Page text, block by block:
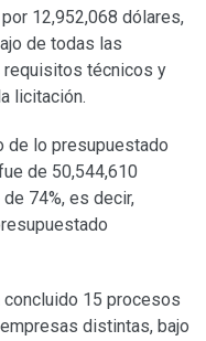
12,952,068 dólares,
de todas las
requisitos técnicos y
licitación.
de lo presupuestado
de 50,544,610
74%, es decir,
concluido 15 procesos
distintas, bajo